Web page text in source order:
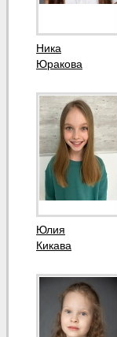
Ника
Юракова
Юлия
Кикава